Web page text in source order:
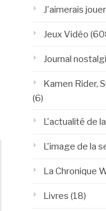
J'aimerais
Jeux Vidéo
Journal
Kamen Rider,
(6)
L'actualité de
L'image de la
La Chronique
Livres (18)